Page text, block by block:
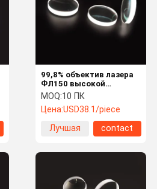
99,8% объектив лазера
ФЛ150 высокой
пропускаемости
36*4.9мм фокусируя
MOQ:10 ПК
Цена:USD38.1/piece
Лучшая
contact